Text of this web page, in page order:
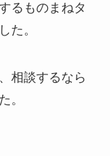
るものまねタ
た。
相談するなら
。